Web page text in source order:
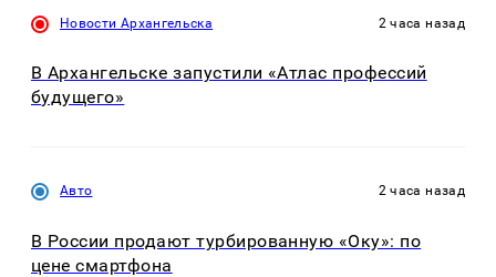
Новости Архангельска 2 часа назад
В Архангельске запустили «Атлас профессий
будущего»
Авто 2 часа назад
В России продают турбированную «Оку»: по
цене смартфона